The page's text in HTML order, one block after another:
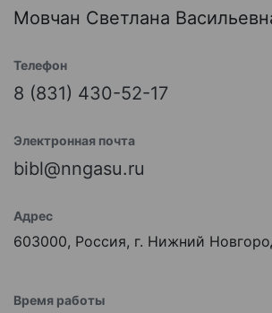
Мовчан Светлана
Телефон
8 (831) 430-52-17
Электронная почта
bibl@nngasu.ru
Адрес
603000, Россия, г. Нижний
Время работы